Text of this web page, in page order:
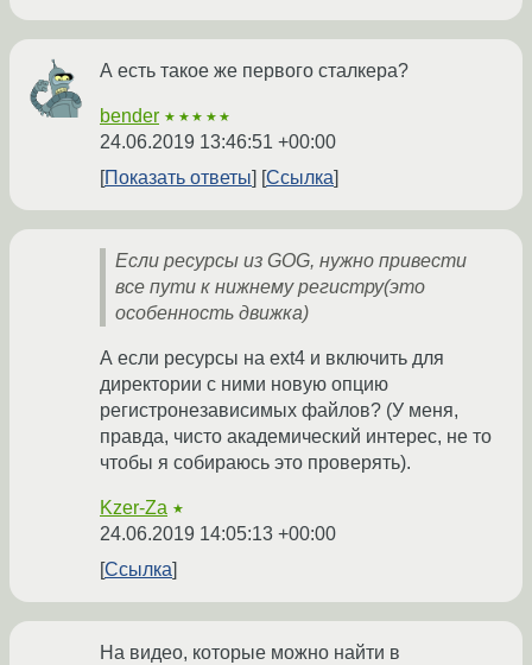
А есть такое же первого сталкера?
bender ★★★★★
24.06.2019 13:46:51 +00:00
Показать ответы
Ссылка
Если ресурсы из GOG, нужно привести
все пути к нижнему регистру(это
особенность движка)
А если ресурсы на ext4 и включить для
директории с ними новую опцию
регистронезависимых файлов? (У меня,
правда, чисто академический интерес, не то
чтобы я собираюсь это проверять).
Kzer-Za ★
24.06.2019 14:05:13 +00:00
Ссылка
На видео, которые можно найти в